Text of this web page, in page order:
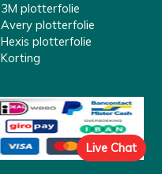
Live Chat
3M plotterfolie
Avery plotterfolie
Hexis plotterfolie
Korting